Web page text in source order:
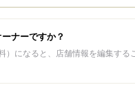
ナーですか？
）になると、店舗情報を編集する